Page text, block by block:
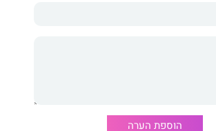
וינצל ללא חשש ובמלוא עוזו את כוח
הוספת הערה